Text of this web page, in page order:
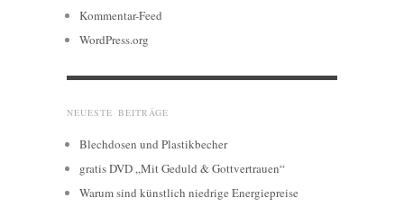
Kommentar-Feed
WordPress.org
NEUESTE BEITRÄGE
Blechdosen und Plastikbecher
gratis DVD „Mit Geduld & Gottvertrauen“
Warum sind künstlich niedrige Energiepreise